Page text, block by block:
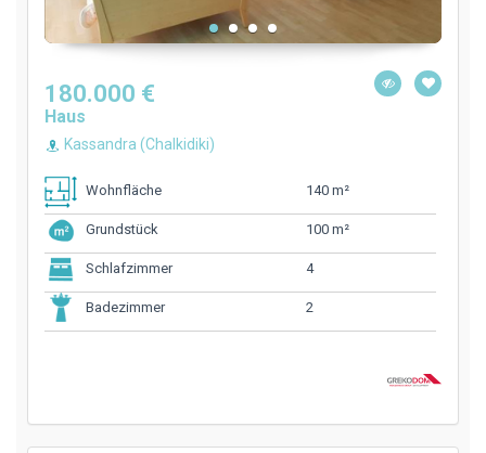
180.000 €
Haus
Kassandra (Chalkidiki)
Wohnfläche 140 m²
Grundstück 100 m²
Schlafzimmer 4
Badezimmer 2